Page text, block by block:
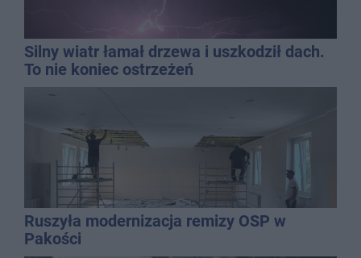
Silny wiatr łamał drzewa i uszkodził dach.
To nie koniec ostrzeżeń
Ruszyła modernizacja remizy OSP w
Pakości